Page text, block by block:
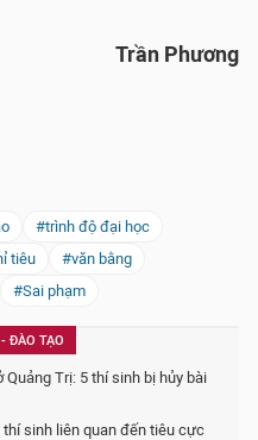
Trần Phương
#trình độ đại học
tiêu
#văn bằng
#Sai phạm
ĐÀO TẠO
Trị: 5 thí sinh bị hủy bài
sinh liên quan đến tiêu cực